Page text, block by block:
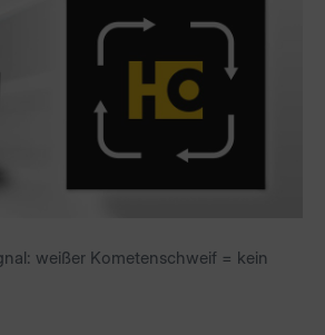
weißer Kometenschweif = kein